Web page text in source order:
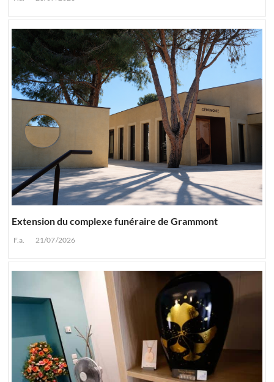
Extension du complexe funéraire de Grammont
F.a. 21/07/2026